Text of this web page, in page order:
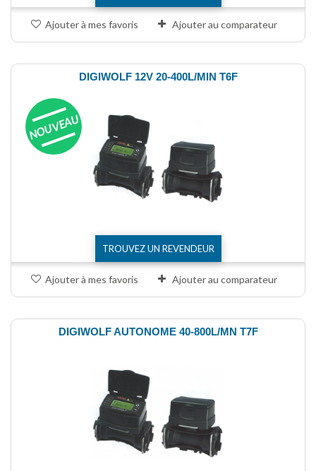
Ajouter à mes favoris Ajouter au comparateur
DIGIWOLF 12V 20-400L/MIN T6F
NOUVEAU
TROUVEZ UN REVENDEUR
Ajouter à mes favoris Ajouter au comparateur
DIGIWOLF AUTONOME 40-800L/MN T7F